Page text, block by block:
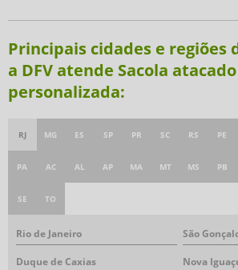
Principais cidades e regiões
a DFV atende Sacola atacado
personalizada:
RJ MG ES SP PR SC RS PE
PA AC AL AP MA MT MS PB
SE TO
Rio de Janeiro São
Duque de Caxias Nova